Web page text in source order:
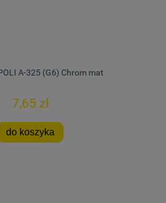
A-325 (G6) Chrom mat
7,65 zł
do koszyka